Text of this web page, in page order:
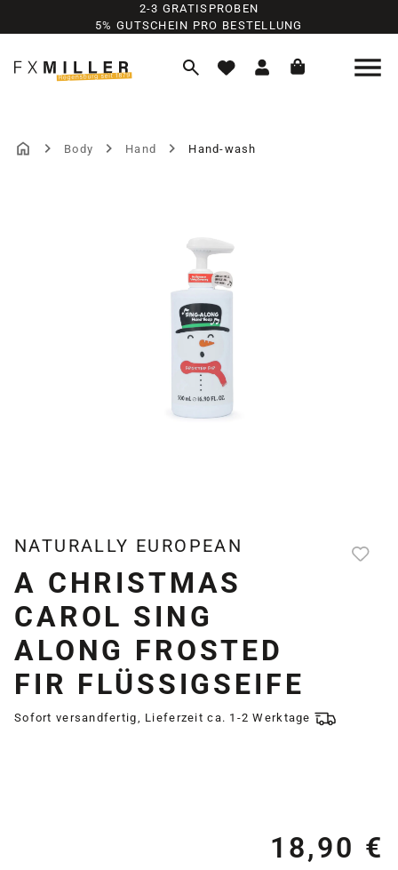
Zum Hauptinhalt springen
2-3 GRATISPROBEN
5% GUTSCHEIN PRO BESTELLUNG
Body Hand Hand-wash
NATURALLY EUROPEAN
A CHRISTMAS
CAROL SING
ALONG FROSTED
FIR FLÜSSIGSEIFE
Sofort versandfertig, Lieferzeit ca. 1-2 Werktage
18,90 €